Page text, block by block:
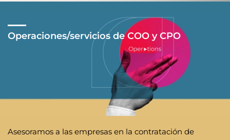
Operaciones/servicios de COO y CPO
Asesoramos a las empresas en la contratación de